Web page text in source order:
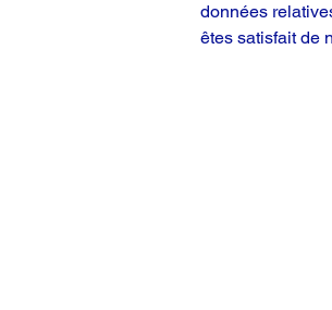
données
êtes satisfait de